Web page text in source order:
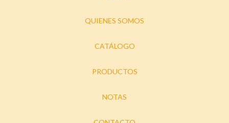
QUIENES SOMOS
CATÁLOGO
PRODUCTOS
NOTAS